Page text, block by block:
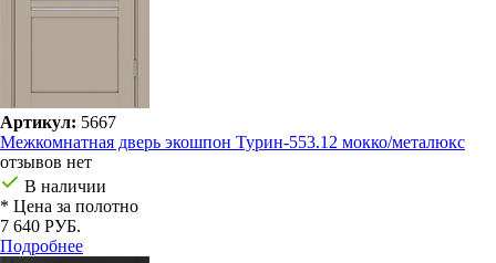
Артикул: 5667
Межкомнатная дверь экошпон Турин-553.12 мокко/металюкс
отзывов нет
В наличии
* Цена за полотно
7 640 РУБ.
Подробнее